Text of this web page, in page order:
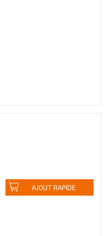
AJOUT RAPIDE